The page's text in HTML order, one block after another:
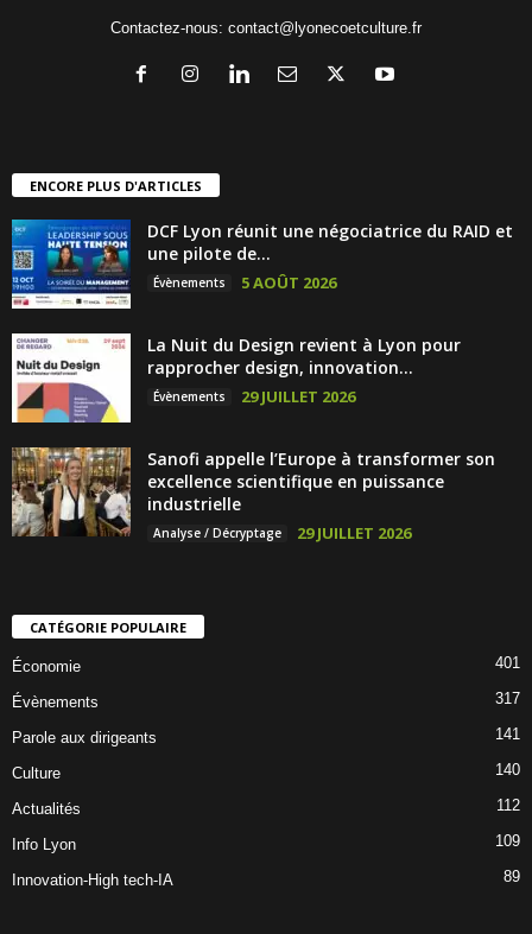
Contactez-nous: contact@lyonecoetculture.fr
ENCORE PLUS D'ARTICLES
DCF Lyon réunit une négociatrice du RAID et
une pilote de...
Évènements 5 AOÛT 2026
La Nuit du Design revient à Lyon pour
rapprocher design, innovation...
Évènements 29 JUILLET 2026
Sanofi appelle l’Europe à transformer son
excellence scientifique en puissance
industrielle
Analyse / Décryptage 29 JUILLET 2026
CATÉGORIE POPULAIRE
Économie 401
Évènements 317
Parole aux dirigeants 141
Culture 140
Actualités 112
Info Lyon 109
Innovation-High tech-IA 89